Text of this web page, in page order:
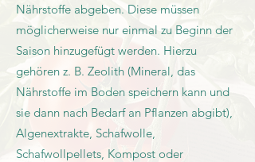
Nährstoffe abgeben. Diese müssen
möglicherweise nur einmal zu Beginn der
Saison hinzugefügt werden. Hierzu
gehören z. B. Zeolith (Mineral, das
Nährstoffe im Boden speichern kann und
sie dann nach Bedarf an Pflanzen abgibt),
Algenextrakte, Schafwolle,
Schafwollpellets, Kompost oder